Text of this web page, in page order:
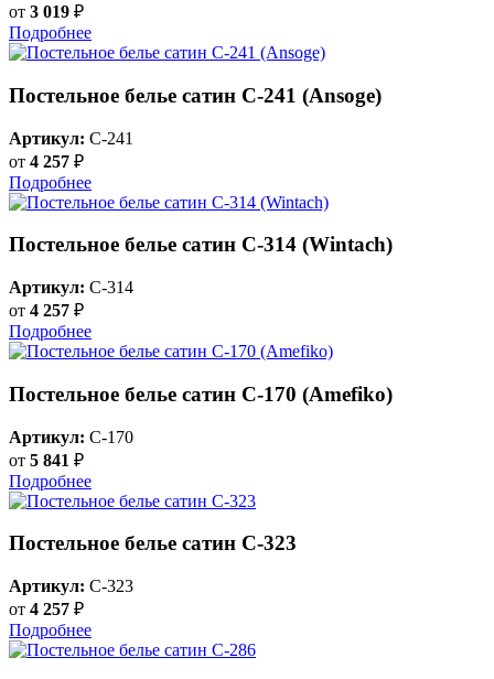
от 3 019 ₽
Подробнее
Постельное белье сатин С-241 (Ansoge)
Артикул: C-241
от 4 257 ₽
Подробнее
Постельное белье сатин С-314 (Wintach)
Артикул: C-314
от 4 257 ₽
Подробнее
Постельное белье сатин С-170 (Amefiko)
Артикул: C-170
от 5 841 ₽
Подробнее
Постельное белье сатин С-323
Артикул: C-323
от 4 257 ₽
Подробнее